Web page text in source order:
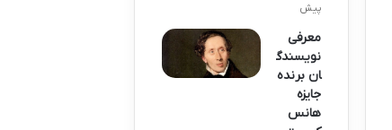
پیش
معرفی
نویسندگ
ان برنده
جایزه
هانس